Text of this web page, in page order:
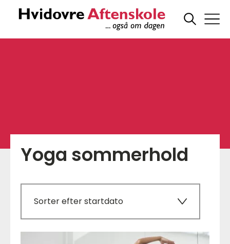
Yoga sommerhold
Sorter efter startdato